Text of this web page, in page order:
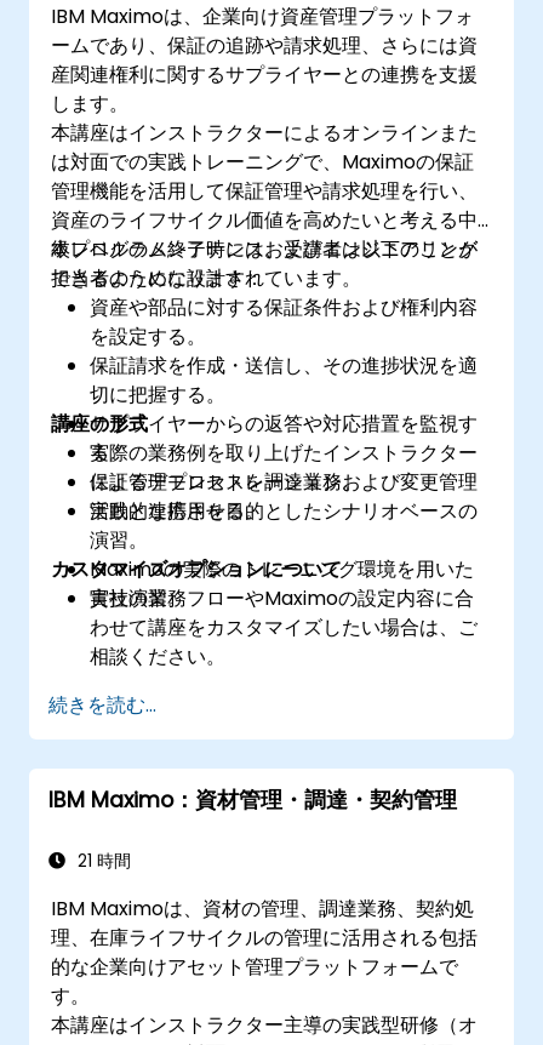
IBM Maximoは、企業向け資産管理プラットフォ
ームであり、保証の追跡や請求処理、さらには資
産関連権利に関するサプライヤーとの連携を支援
します。
本講座はインストラクターによるオンラインまた
は対面での実践トレーニングで、Maximoの保証
管理機能を活用して保証管理や請求処理を行い、
資産のライフサイクル価値を高めたいと考える中
級レベルのメンテナンスおよびエンジニアリング
担当者のために設計されています。
本プログラム終了時には、受講者は以下のことが
できるようになります：
資産や部品に対する保証条件および権利内容
を設定する。
保証請求を作成・送信し、その進捗状況を適
切に把握する。
サプライヤーからの返答や対応措置を監視す
る。
保証管理プロセスを調達業務および変更管理
活動と連携させる。
講座の形式
実際の業務例を取り上げたインストラクター
によるデモンストレーション。
実践的な応用を目的としたシナリオベースの
演習。
Maximoの実際のトレーニング環境を用いた
実技演習。
カスタマイズオプションについて
貴社の業務フローやMaximoの設定内容に合
わせて講座をカスタマイズしたい場合は、ご
相談ください。
続きを読む...
IBM Maximo：資材管理・調達・契約管理
21 時間
IBM Maximoは、資材の管理、調達業務、契約処
理、在庫ライフサイクルの管理に活用される包括
的な企業向けアセット管理プラットフォームで
す。
本講座はインストラクター主導の実践型研修（オ